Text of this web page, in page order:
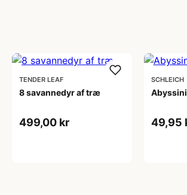
TENDER LEAF
8 savannedyr af træ
499,00 kr
SCHLEICH
49,95